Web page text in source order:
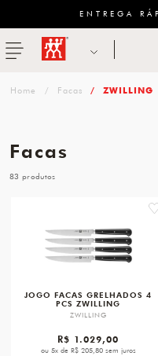
ENTREGA
menu ZWILLING
Facas ZWILLING
Facas
83
JOGO FACAS GRELHADOS 4
PCS ZWILLING
ZWILLING
R$ 1.029,00
ou 5x de R$ 205,80 sem juros